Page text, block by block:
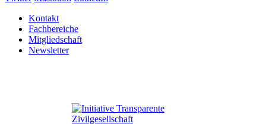
Kontakt
Fachbereiche
Mitgliedschaft
Newsletter